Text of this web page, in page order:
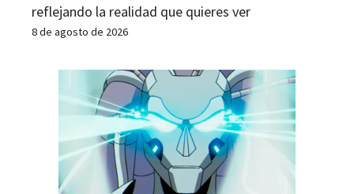
reflejando la realidad que quieres ver
8 de agosto de 2026